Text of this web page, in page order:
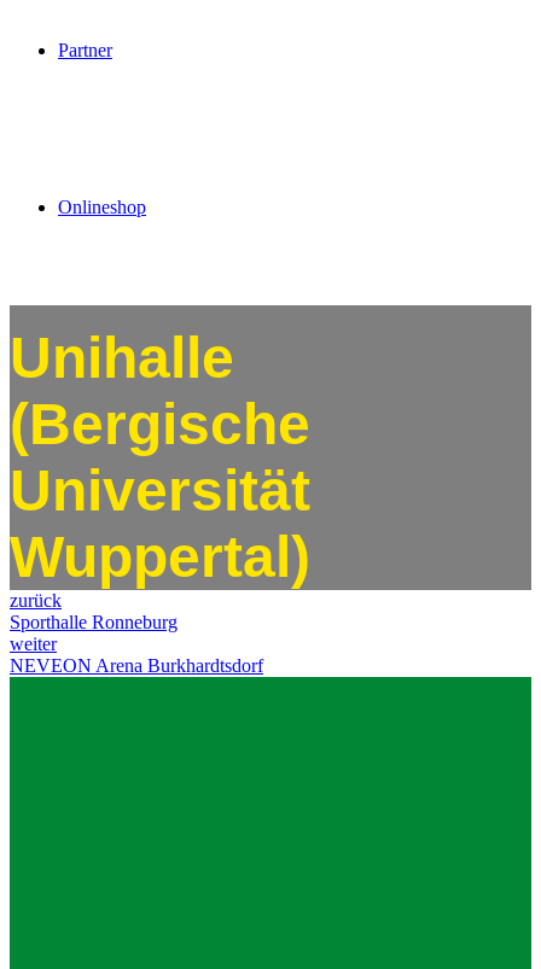
Partner
Onlineshop
Unihalle
(Bergische
Universität
Wuppertal)
zurück
Sporthalle Ronneburg
weiter
NEVEON Arena Burkhardtsdorf